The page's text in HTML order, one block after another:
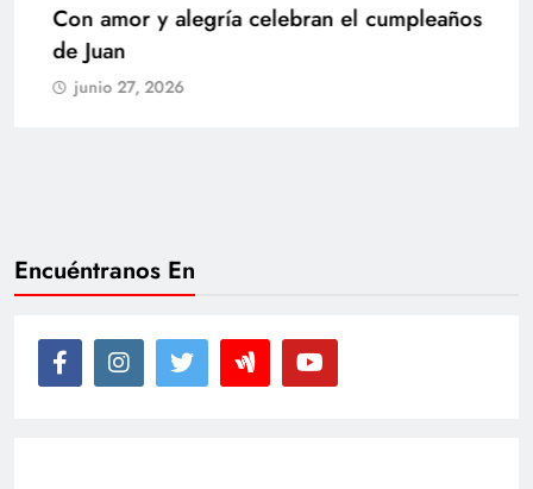
Con amor y alegría celebran el cumpleaños
de Juan
junio 27, 2026
Encuéntranos En